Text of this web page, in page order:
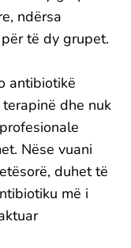
ndërsa
të dy grupet.
antibiotikë
dhe nuk
Nëse vuani
duhet të
më i